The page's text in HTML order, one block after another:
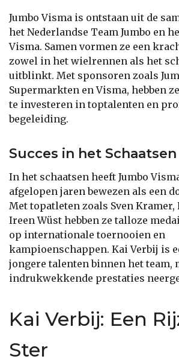
Jumbo Visma is ontstaan uit de
het Nederlandse Team Jumbo en
Visma. Samen vormen ze een
zowel in het wielrennen als het
uitblinkt. Met sponsoren zoals
Supermarkten en Visma, hebben
te investeren in toptalenten en
begeleiding.
Succes in het Schaatsen
In het schaatsen heeft Jumbo
afgelopen jaren bewezen als een
Met topatleten zoals Sven Kramer,
Ireen Wüst hebben ze talloze
op internationale toernooien en
kampioenschappen. Kai Verbij is
jongere talenten binnen het team,
indrukwekkende prestaties
Kai Verbij: Een
Ster